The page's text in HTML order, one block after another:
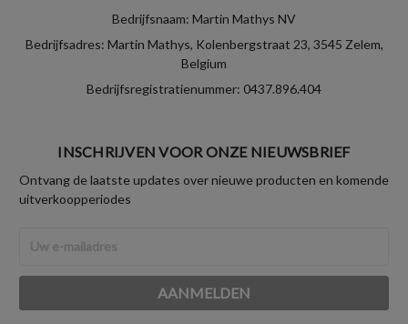
Bedrijfsnaam: Martin Mathys NV
Bedrijfsadres: Martin Mathys, Kolenbergstraat 23, 3545 Zelem,
Belgium
Bedrijfsregistratienummer: 0437.896.404
INSCHRIJVEN VOOR ONZE NIEUWSBRIEF
Ontvang de laatste updates over nieuwe producten en komende
uitverkoopperiodes
mailadres